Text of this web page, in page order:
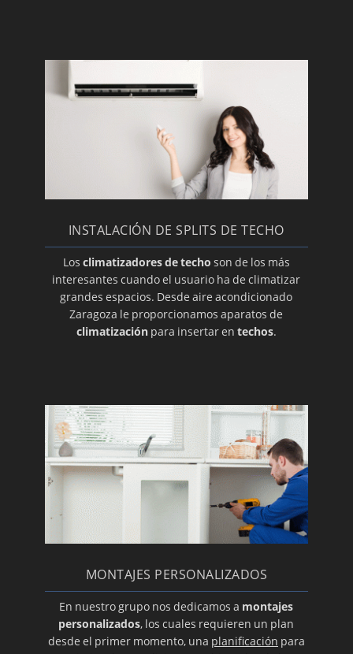
Un termostato adecuado
Fundas para su equipo
Placas electrónicas nuevas
Instalamos su equipo Panasonic
Reparación del termostato de su aire
Instalamos su aire Toshiba
Recambios de todas las marcas de aire
acondicionado
Conductos a medida para su aire
acondicionado
acondicionado
Venta de limpiadores de aire acondicionado
Expertos en la reparación de su aire
Instalación de su aire acondicionado Daikin
Repuestos: un condensador para su aire
acondicionado
Aire acondicionado en Zaragoza
Reparación de equipos de aire acondicionado
Cassettes
INSTALACIÓN DE SPLITS DE TECHO
Los climatizadores de techo son de los más
interesantes cuando el usuario ha de climatizar
grandes espacios. Desde aire acondicionado
Zaragoza le proporcionamos aparatos de
climatizaciónpara insertar en techos.
MONTAJES PERSONALIZADOS
En nuestro grupo nos dedicamos a montajes
personalizados, los cuales requieren un plan
desde el primer momento, una planificación para